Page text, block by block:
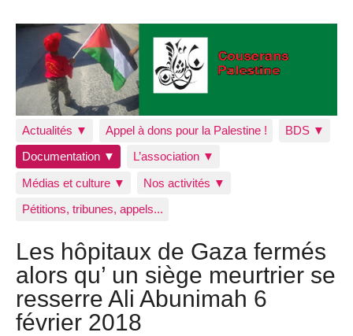
Actualités ▼ Appel à dons pour la Palestine !
BDS ▼
Documentation ▼
L’association ▼
Médias et culture ▼
Nos activités ▼
Pétitions, tribunes, appels...
Les hôpitaux de Gaza fermés
alors qu’ un siège meurtrier se
resserre Ali Abunimah 6
février 2018